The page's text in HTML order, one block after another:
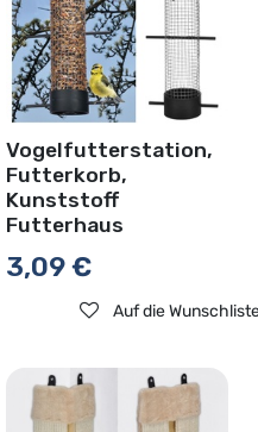
Vogelfutterstation,
Futterkorb,
Kunststoff
Futterhaus
3,09€
Auf die